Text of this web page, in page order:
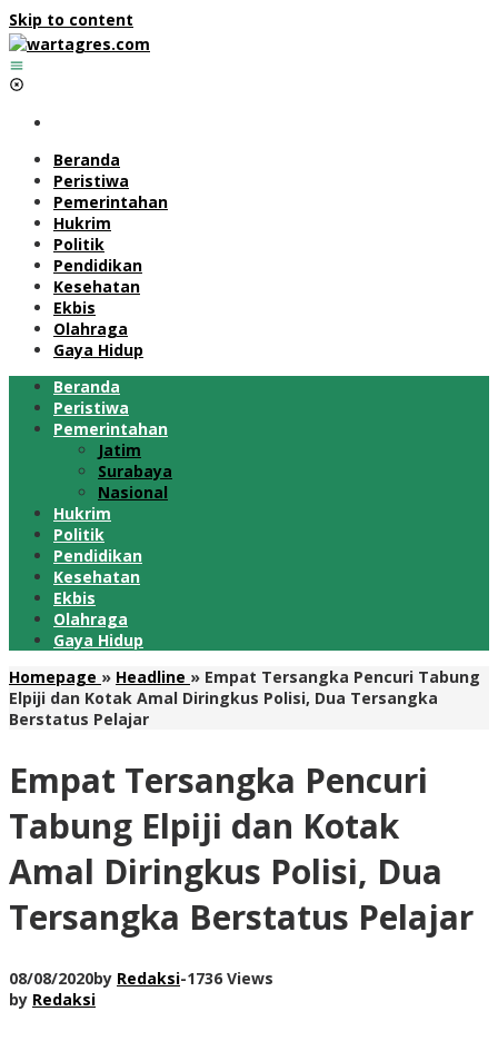
Skip to content
Beranda
Peristiwa
Pemerintahan
Hukrim
Politik
Pendidikan
Kesehatan
Ekbis
Olahraga
Gaya Hidup
Beranda
Peristiwa
Pemerintahan
Jatim
Surabaya
Nasional
Hukrim
Politik
Pendidikan
Kesehatan
Ekbis
Olahraga
Gaya Hidup
Homepage » Headline » Empat Tersangka Pencuri Tabung
Elpiji dan Kotak Amal Diringkus Polisi, Dua Tersangka
Berstatus Pelajar
Empat Tersangka Pencuri
Tabung Elpiji dan Kotak
Amal Diringkus Polisi, Dua
Tersangka Berstatus Pelajar
08/08/2020by Redaksi-1736 Views
by Redaksi